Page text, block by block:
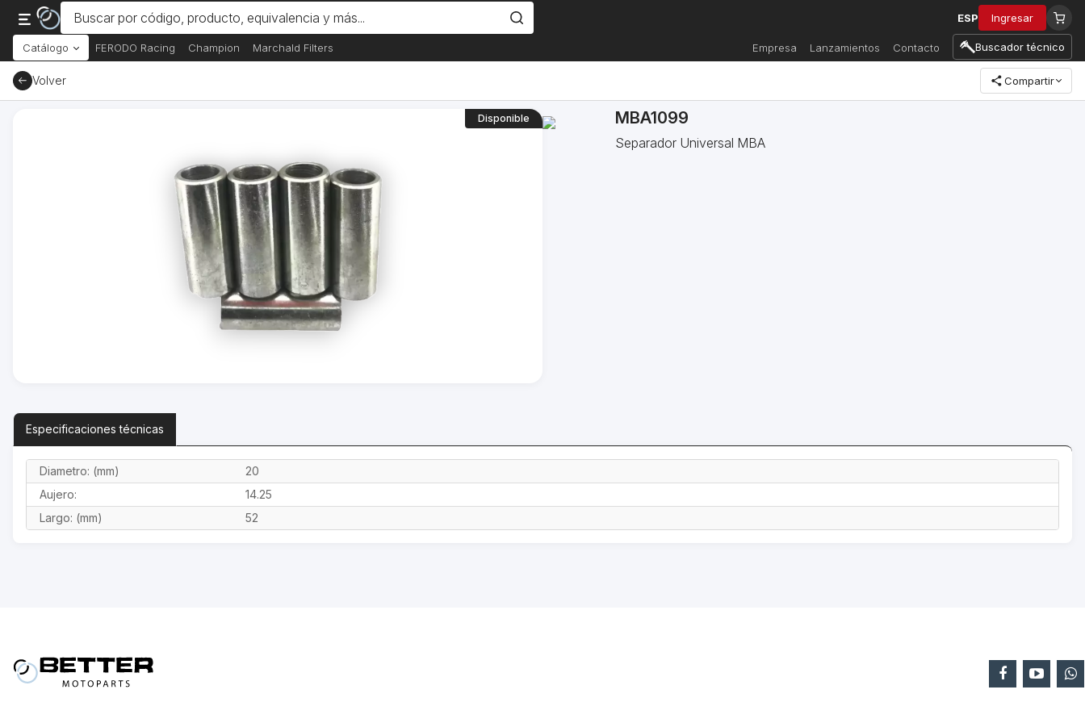
ESP Ingresar
Catálogo FERODO Racing Champion Marchald Filters Empresa Lanzamientos Contacto Buscador técnico
Volver Compartir
Disponible MBA1099
Separador Universal MBA
Especificacionestécnicas
Diametro: (mm)
20
Aujero:
14.25
Largo: (mm)
52